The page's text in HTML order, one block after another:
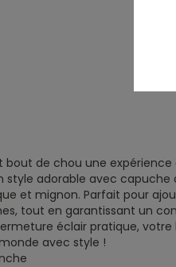
bout de chou une
style adorable avec
et mignon. Parfait pour
tout en garantissant un
éclair pratique,
avec style !